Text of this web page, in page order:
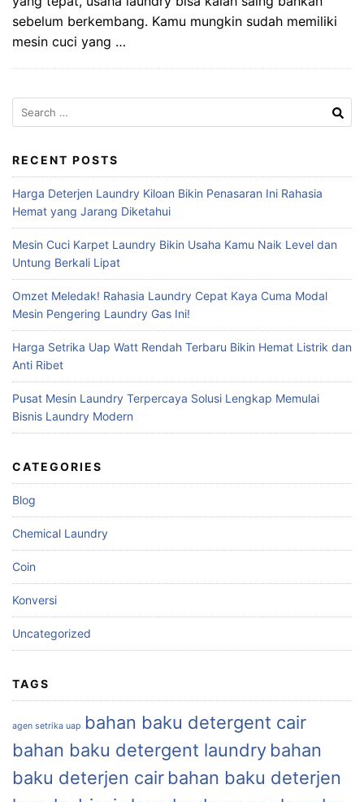
sebelum berkembang. Kamu mungkin sudah memiliki
mesin cuci yang …
Search
for:
RECENT POSTS
Harga Deterjen Laundry Kiloan Bikin Penasaran Ini Rahasia
Hemat yang Jarang Diketahui
Mesin Cuci Karpet Laundry Bikin Usaha Kamu Naik Level dan
Untung Berkali Lipat
Omzet Meledak! Rahasia Laundry Cepat Kaya Cuma Modal
Mesin Pengering Laundry Gas Ini!
Harga Setrika Uap Watt Rendah Terbaru Bikin Hemat Listrik dan
Anti Ribet
Pusat Mesin Laundry Terpercaya Solusi Lengkap Memulai
Bisnis Laundry Modern
CATEGORIES
Blog
Chemical Laundry
Coin
Konversi
Uncategorized
TAGS
agen setrika uap bahan baku detergent cair
bahan baku detergent laundry bahan
baku deterjen cair bahan baku deterjen